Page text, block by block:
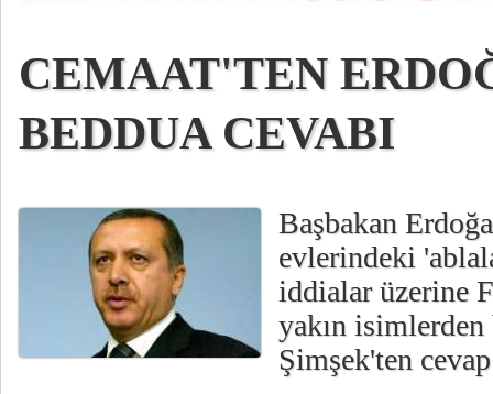
CEMAAT'TEN
BEDDUA CEVABI
Başbakan
evlerindeki
iddialar üzerine
yakın
Şimşek'ten